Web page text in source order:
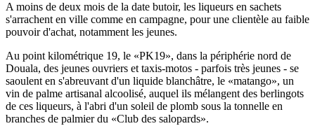
A moins de deux mois de la date butoir, les liqueurs en sachets
s'arrachent en ville comme en campagne, pour une clientèle au faible
pouvoir d'achat, notamment les jeunes.
Au point kilométrique 19, le «PK19», dans la périphérie nord de
Douala, des jeunes ouvriers et taxis-motos - parfois très jeunes - se
saoulent en s'abreuvant d'un liquide blanchâtre, le «matango», un
vin de palme artisanal alcoolisé, auquel ils mélangent des berlingots
de ces liqueurs, à l'abri d'un soleil de plomb sous la tonnelle en
branches de palmier du «Club des salopards».